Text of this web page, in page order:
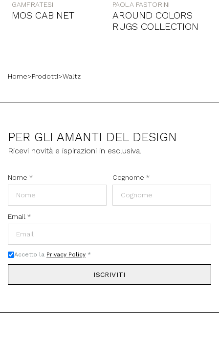
GAMFRATESI
MOS CABINET
PAOLA PASTORINI
AROUND COLORS
RUGS COLLECTION
Home>Prodotti>Waltz
PER GLI AMANTI DEL DESIGN
Ricevi novità e ispirazioni in esclusiva.
Nome * Cognome *
Email *
Accetto la Privacy Policy *
ISCRIVITI